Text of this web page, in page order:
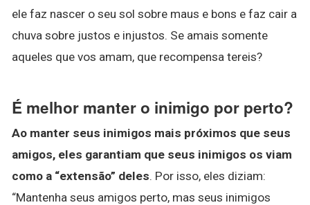
ele faz nascer o seu sol sobre maus e bons e faz cair a
chuva sobre justos e injustos. Se amais somente
aqueles que vos amam, que recompensa tereis?
É melhor manter o inimigo por perto?
Ao manter seus inimigos mais próximos que seus
amigos, eles garantiam que seus inimigos os viam
como a “extensão” deles. Por isso, eles diziam:
“Mantenha seus amigos perto, mas seus inimigos